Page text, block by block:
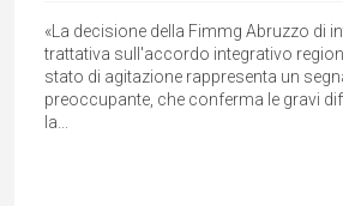
«La decisione della Fimmg Abruzzo di
trattativa sull'accordo integrativo
stato di agitazione rappresenta un
preoccupante, che conferma le gravi
la...